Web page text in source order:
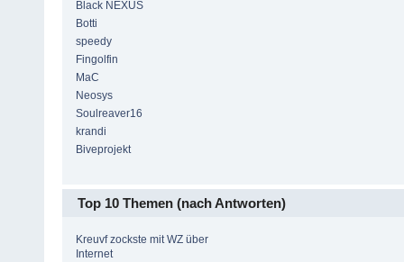
Black NEXUS
Botti
speedy
Fingolfin
MaC
Neosys
Soulreaver16
krandi
Biveprojekt
Top 10 Themen (nach Antworten)
Kreuvf zockste mit WZ über
Internet